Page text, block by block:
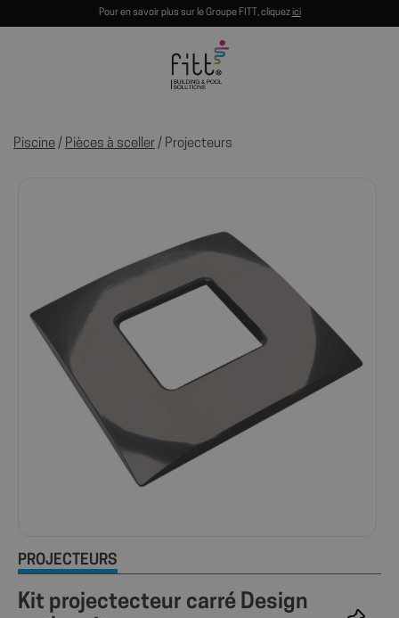
Pour en savoir plus sur le Groupe FITT, cliquezici
Piscine / Pièces à sceller / Projecteurs
PROJECTEURS
Kit projectecteur carré Design